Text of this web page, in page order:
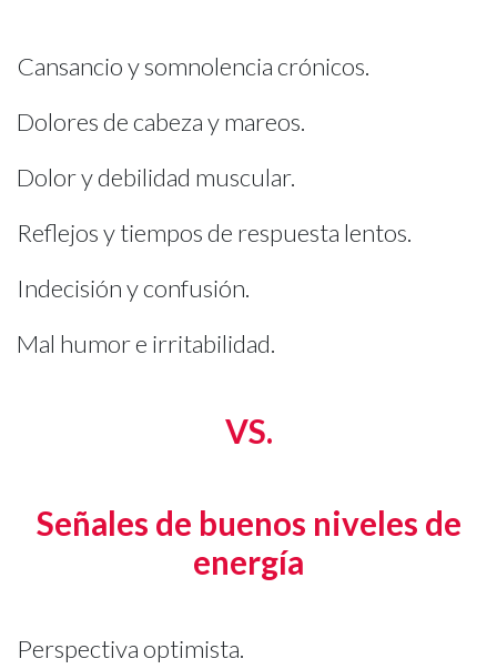
Cansancio y somnolencia crónicos.
Dolores de cabeza y mareos.
Dolor y debilidad muscular.
Reflejos y tiempos de respuesta lentos.
Indecisión y confusión.
Mal humor e irritabilidad.
VS.
Señales de buenos niveles de
energía
Perspectiva optimista.